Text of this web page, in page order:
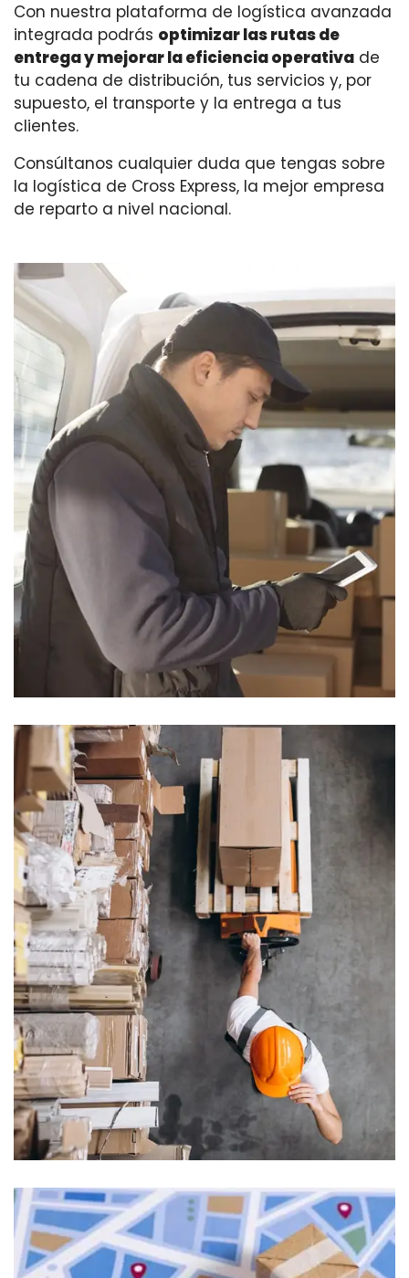
Con nuestra plataforma de logística avanzada
integrada podrás optimizar las rutas de
entrega y mejorar la eficiencia operativa de
tu cadena de distribución, tus servicios y, por
supuesto, el transporte y la entrega a tus
clientes.
Consúltanos cualquier duda que tengas sobre
la logística de Cross Express, la mejor empresa
de reparto a nivel nacional.